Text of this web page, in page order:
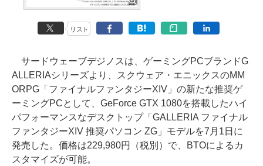
リスト
サードウェーブデジノスは、ゲーミングPCブランドG
ALLERIAシリーズより、スクウェア・エニックスのMM
ORPG「ファイナルファンタジーXIV」の新たな推奨ゲ
ーミングPCとして、GeForce GTX 1080を搭載したハイ
パフォーマンスなデスクトップ「GALLERIA ファイナル
ファンタジーXIV 推奨パソコン ZG」モデルを7月1日に
発売した。価格は229,980円（税別）で、BTOによるカ
スタマイズが可能。